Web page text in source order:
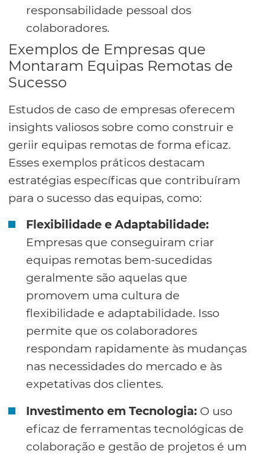
responsabilidade pessoal dos
colaboradores.
Exemplos de Empresas que
Montaram Equipas Remotas de
Sucesso
Estudos de caso de empresas oferecem
insights valiosos sobre como construir e
geriir equipas remotas de forma eficaz.
Esses exemplos práticos destacam
estratégias específicas que contribuíram
para o sucesso das equipas, como:
Flexibilidade e Adaptabilidade:
Empresas que conseguiram criar
equipas remotas bem-sucedidas
geralmente são aquelas que
promovem uma cultura de
flexibilidade e adaptabilidade. Isso
permite que os colaboradores
respondam rapidamente às mudanças
nas necessidades do mercado e às
expetativas dos clientes.
Investimento em Tecnologia: O uso
eficaz de ferramentas tecnológicas de
colaboração e gestão de projetos é um